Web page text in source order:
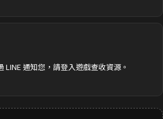
LINE 通知您，請登入遊戲查收資源。